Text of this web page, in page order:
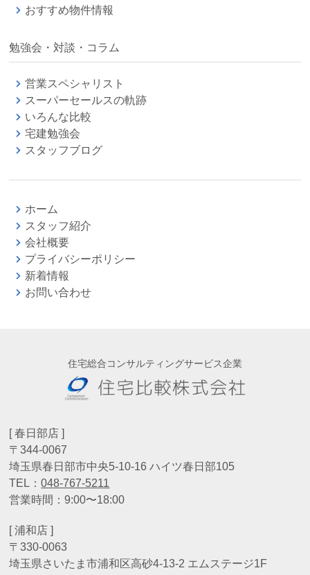
おすすめ物件情報
勉強会・対談・コラム
営業スペシャリスト
スーパーセールスの軌跡
いろんな比較
宅建勉強会
スタッフブログ
ホーム
スタッフ紹介
会社概要
プライバシーポリシー
新着情報
お問い合わせ
住宅総合コンサルティングサービス企業
[ 春日部店 ]
〒344-0067
埼玉県春日部市中央5-10-16 ハイツ春日部105
TEL：048-767-5211
営業時間：9:00〜18:00
[ 浦和店 ]
〒330-0063
埼玉県さいたま市浦和区高砂4-13-2 エムステージ1F